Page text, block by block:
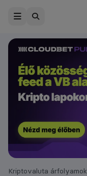
Kriptovaluta árfolyamok